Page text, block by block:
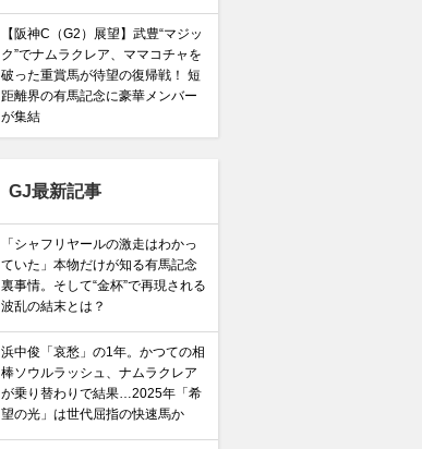
【阪神C（G2）展望】武豊“マジッ
ク”でナムラクレア、ママコチャを
破った重賞馬が待望の復帰戦！ 短
距離界の有馬記念に豪華メンバー
が集結
GJ最新記事
「シャフリヤールの激走はわかっ
ていた」本物だけが知る有馬記念
裏事情。そして“金杯”で再現される
波乱の結末とは？
浜中俊「哀愁」の1年。かつての相
棒ソウルラッシュ、ナムラクレア
が乗り替わりで結果…2025年「希
望の光」は世代屈指の快速馬か